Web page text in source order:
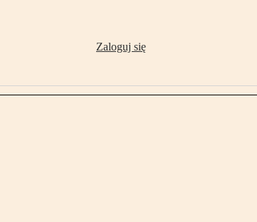
Zaloguj się